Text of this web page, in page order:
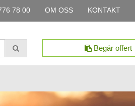
78 00 OM OSS KONTAKT
Begär offert